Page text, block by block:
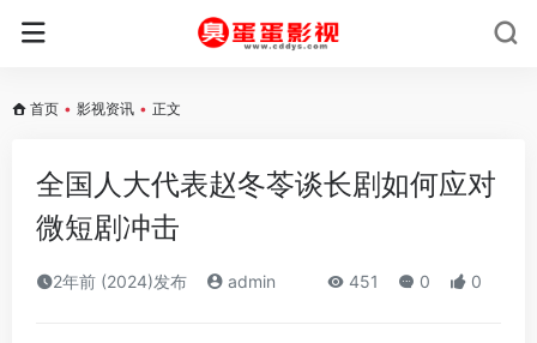
首页 • 影视资讯 • 正文
全国人大代表赵冬苓谈长剧如何应对
微短剧冲击
2年前 (2024)发布 admin 451 0 0